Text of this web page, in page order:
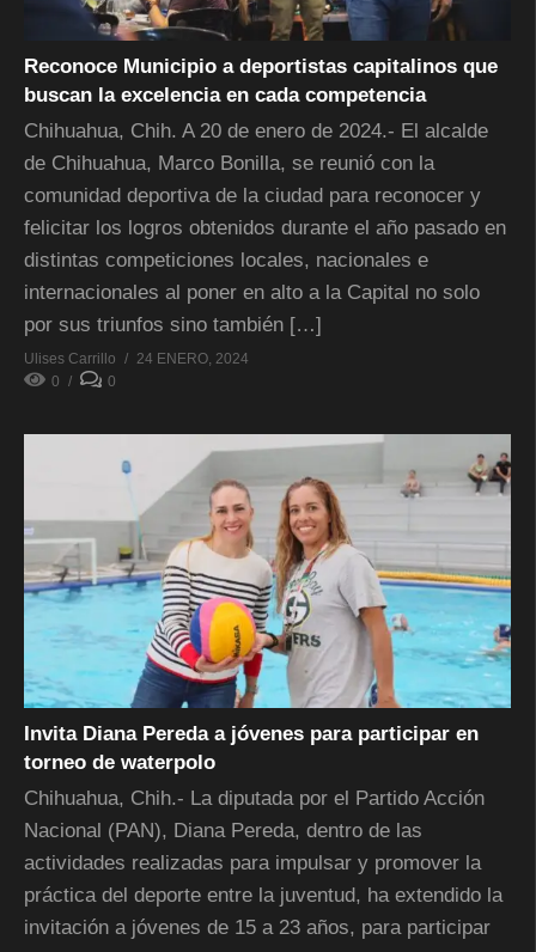
Reconoce Municipio a deportistas capitalinos que
buscan la excelencia en cada competencia
Chihuahua, Chih. A 20 de enero de 2024.- El alcalde
de Chihuahua, Marco Bonilla, se reunió con la
comunidad deportiva de la ciudad para reconocer y
felicitar los logros obtenidos durante el año pasado en
distintas competiciones locales, nacionales e
internacionales al poner en alto a la Capital no solo
por sus triunfos sino también […]
Ulises Carrillo
24 ENERO, 2024
0
0
Invita Diana Pereda a jóvenes para participar en
torneo de waterpolo
Chihuahua, Chih.- La diputada por el Partido Acción
Nacional (PAN), Diana Pereda, dentro de las
actividades realizadas para impulsar y promover la
práctica del deporte entre la juventud, ha extendido la
invitación a jóvenes de 15 a 23 años, para participar